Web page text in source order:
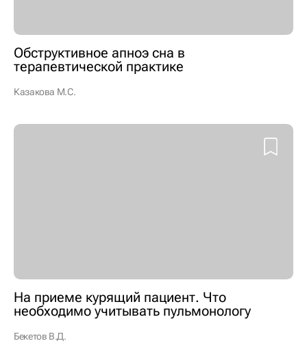
Обструктивное апноэ сна в
терапевтической практике
Казакова М.С.
На приеме курящий пациент. Что
необходимо учитывать пульмонологу
Бекетов В.Д.